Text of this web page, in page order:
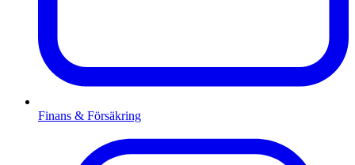
Finans & Försäkring